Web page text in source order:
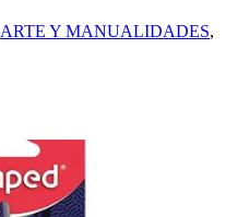
ARTE Y MANUALIDADES,